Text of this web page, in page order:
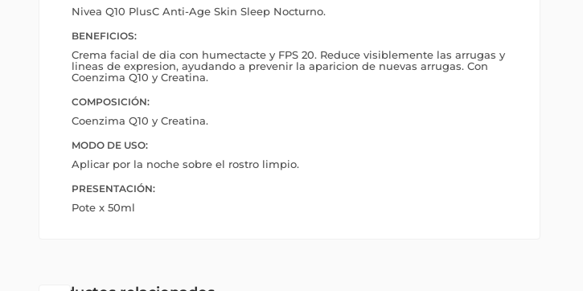
Nivea Q10 PlusC Anti-Age Skin Sleep Nocturno.
BENEFICIOS:
Crema facial de dia con humectacte y FPS 20. Reduce visiblemente las arrugas y
lineas de expresion, ayudando a prevenir la aparicion de nuevas arrugas. Con
Coenzima Q10 y Creatina.
COMPOSICIÓN:
Coenzima Q10 y Creatina.
MODO DE USO:
Aplicar por la noche sobre el rostro limpio.
PRESENTACIÓN:
Pote x 50ml